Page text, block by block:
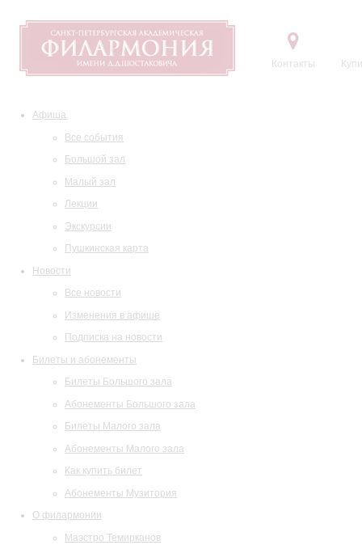
Контакты
Афиша
Все события
Большой зал
Малый зал
Лекции
Экскурсии
Пушкинская карта
Новости
Все новости
Изменения в афише
Подписка на новости
Билеты и абонементы
Билеты Большого зала
Абонементы Большого зала
Билеты Малого зала
Абонементы Малого зала
Как купить билет
Абонементы Музитория
О филармонии
Маэстро Темирканов